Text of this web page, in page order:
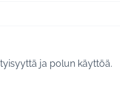
ja polun käyttöä.